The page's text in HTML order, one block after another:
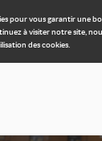
pour vous garantir une
à visiter notre site,
des cookies.